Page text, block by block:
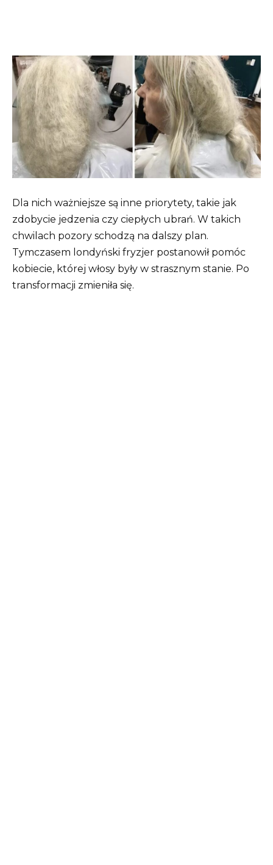
Dla nich ważniejsze są inne priorytety, takie jak
zdobycie jedzenia czy ciepłych ubrań. W takich
chwilach pozory schodzą na dalszy plan.
Tymczasem londyński fryzjer postanowił pomóc
kobiecie, której włosy były w strasznym stanie. Po
transformacji zmieniła się.